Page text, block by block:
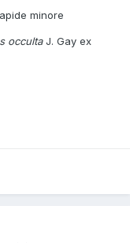
minore
occultaJ. Gay ex